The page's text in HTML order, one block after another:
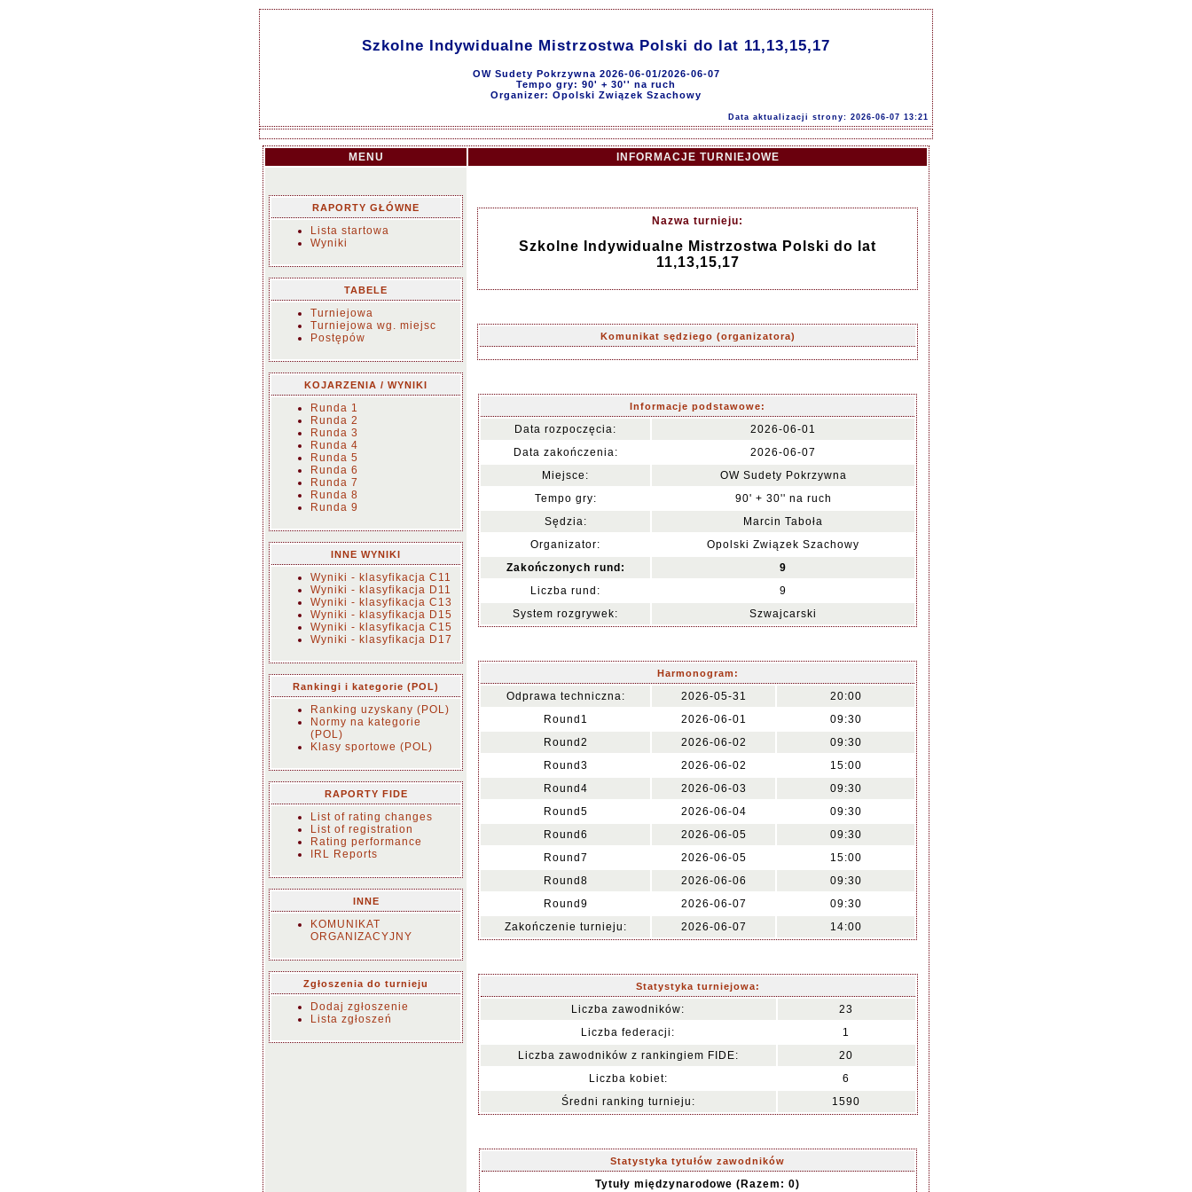
Szkolne Indywidualne Mistrzostwa Polski do lat 11,13,15,17
OW Sudety Pokrzywna 2026-06-01/2026-06-07
Tempo gry: 90' + 30'' na ruch
Organizer: Opolski Związek Szachowy
Data aktualizacji strony: 2026-06-07 13:21
MENU INFORMACJE TURNIEJOWE
RAPORTY GŁÓWNE
Lista startowa
Wyniki
TABELE
Turniejowa
Turniejowa wg. miejsc
Postępów
KOJARZENIA / WYNIKI
Runda 1
Runda 2
Runda 3
Runda 4
Runda 5
Runda 6
Runda 7
Runda 8
Runda 9
INNE WYNIKI
Wyniki - klasyfikacja C11
Wyniki - klasyfikacja D11
Wyniki - klasyfikacja C13
Wyniki - klasyfikacja D15
Wyniki - klasyfikacja C15
Wyniki - klasyfikacja D17
Rankingi i kategorie (POL)
Ranking uzyskany (POL)
Normy na kategorie
(POL)
Klasy sportowe (POL)
RAPORTY FIDE
List of rating changes
List of registration
Rating performance
IRL Reports
INNE
KOMUNIKAT
ORGANIZACYJNY
Zgłoszenia do turnieju
Dodaj zgłoszenie
Lista zgłoszeń
Nazwa turnieju:
Szkolne Indywidualne Mistrzostwa Polski do lat
11,13,15,17
Komunikat sędziego (organizatora)
Informacje podstawowe:
Data rozpoczęcia:
2026-06-01
Data zakończenia:
2026-06-07
Miejsce:
OW Sudety Pokrzywna
Tempo gry:
90' + 30'' na ruch
Sędzia:
Marcin Taboła
Organizator:
Opolski Związek Szachowy
Zakończonych rund:
9
Liczba rund:
9
System rozgrywek:
Szwajcarski
Harmonogram:
Odprawa techniczna: 2026-05-31
20:00
Round1
2026-06-01
09:30
Round2
2026-06-02
09:30
Round3
2026-06-02
15:00
Round4
2026-06-03
09:30
Round5
2026-06-04
09:30
Round6
2026-06-05
09:30
Round7
2026-06-05
15:00
Round8
2026-06-06
09:30
Round9
2026-06-07
09:30
Zakończenie turnieju:
2026-06-07 14:00
Statystyka turniejowa:
Liczba zawodników:
23
Liczba federacji:
1
Liczba zawodników z rankingiem FIDE:
20
Liczba kobiet:
6
Średni ranking turnieju:
1590
Statystyka tytułów zawodników
Tytuły międzynarodowe (Razem: 0)